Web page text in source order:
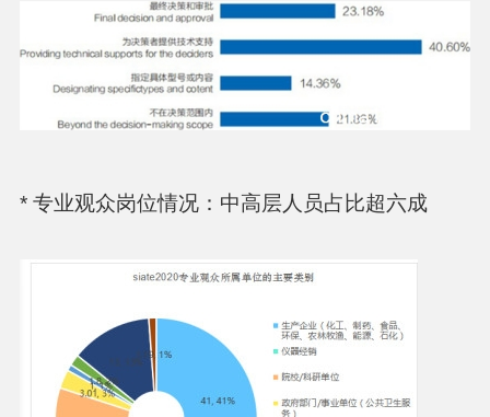
* 专业观众岗位情况：中高层人员占比超六成